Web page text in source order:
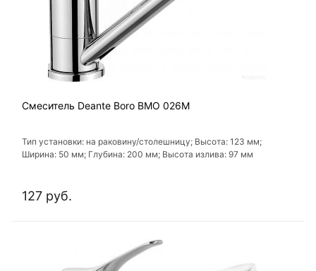
Смеситель Deante Boro BMO 026M
Тип установки: на раковину/столешницу; Высота: 123 мм;
Ширина: 50 мм; Глубина: 200 мм; Высота излива: 97 мм
127 руб.